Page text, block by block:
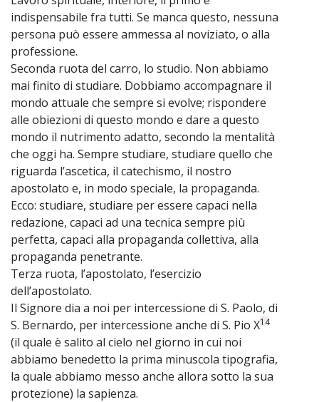
indispensabile fra tutti. Se manca questo, nessuna
persona può essere ammessa al noviziato, o alla
professione.
Seconda ruota del carro, lo studio. Non abbiamo
mai finito di studiare. Dobbiamo accompagnare il
mondo attuale che sempre si evolve; rispondere
alle obiezioni di questo mondo e dare a questo
mondo il nutrimento adatto, secondo la mentalità
che oggi ha. Sempre studiare, studiare quello che
riguarda l’ascetica, il catechismo, il nostro
apostolato e, in modo speciale, la propaganda.
Ecco: studiare, studiare per essere capaci nella
redazione, capaci ad una tecnica sempre più
perfetta, capaci alla propaganda collettiva, alla
propaganda penetrante.
Terza ruota, l’apostolato, l’esercizio
dell’apostolato.
Il Signore dia a noi per intercessione di S. Paolo, di
S. Bernardo, per intercessione anche di S. Pio X14
(il quale è salito al cielo nel giorno in cui noi
abbiamo benedetto la prima minuscola tipografia,
la quale abbiamo messo anche allora sotto la sua
protezione) la sapienza.